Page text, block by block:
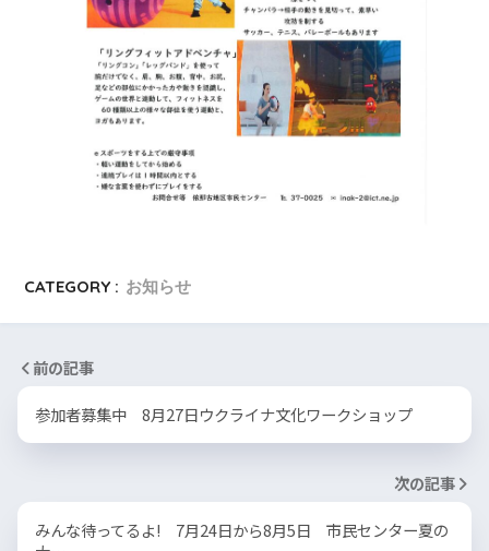
CATEGORY : お知らせ
前の記事
参加者募集中 8月27日ウクライナ文化ワークショップ
次の記事
みんな待ってるよ! 7月24日から8月5日 市民センター夏の